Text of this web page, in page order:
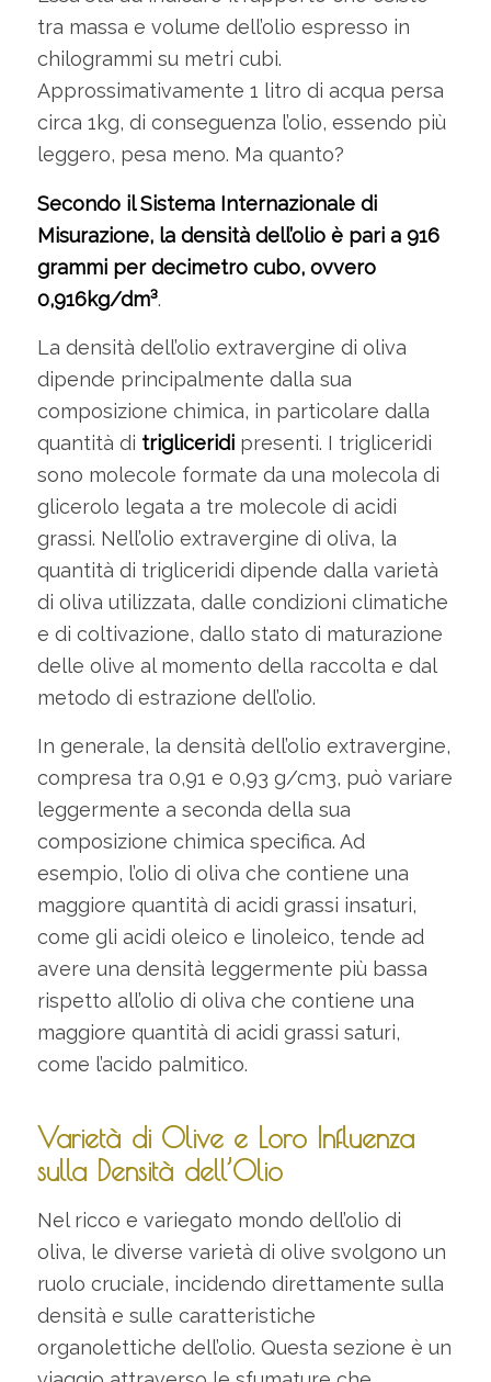
tra massa e volume dell’olio espresso in
chilogrammi su metri cubi.
Approssimativamente 1 litro di acqua persa
circa 1kg, di conseguenza l’olio, essendo più
leggero, pesa meno. Ma quanto?
Secondo il Sistema Internazionale di
Misurazione, la densità dell’olio è pari a 916
grammi per decimetro cubo, ovvero
0,916kg/dm³.
La densità dell’olio extravergine di oliva
dipende principalmente dalla sua
composizione chimica, in particolare dalla
quantità di trigliceridipresenti. I trigliceridi
sono molecole formate da una molecola di
glicerolo legata a tre molecole di acidi
grassi. Nell’olio extravergine di oliva, la
quantità di trigliceridi dipende dalla varietà
di oliva utilizzata, dalle condizioni climatiche
e di coltivazione, dallo stato di maturazione
delle olive al momento della raccolta e dal
metodo di estrazione dell’olio.
In generale, la densità dell’olio extravergine,
compresa tra 0,91 e 0,93 g/cm3, può variare
leggermente a seconda della sua
composizione chimica specifica. Ad
esempio, l’olio di oliva che contiene una
maggiore quantità di acidi grassi insaturi,
come gli acidi oleico e linoleico, tende ad
avere una densità leggermente più bassa
rispetto all’olio di oliva che contiene una
maggiore quantità di acidi grassi saturi,
come l’acido palmitico.
Varietà di Olive e Loro Influenza
sulla Densità dell’Olio
Nel ricco e variegato mondo dell’olio di
oliva, le diverse varietà di olive svolgono un
ruolo cruciale, incidendo direttamente sulla
densità e sulle caratteristiche
organolettiche dell’olio. Questa sezione è un